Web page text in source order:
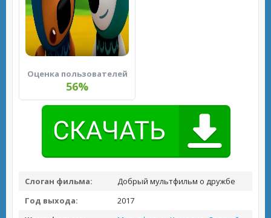
Оценка пользователей
56%
Слоган фильма:
Добрый мультфильм о дружбе
Год выхода:
2017